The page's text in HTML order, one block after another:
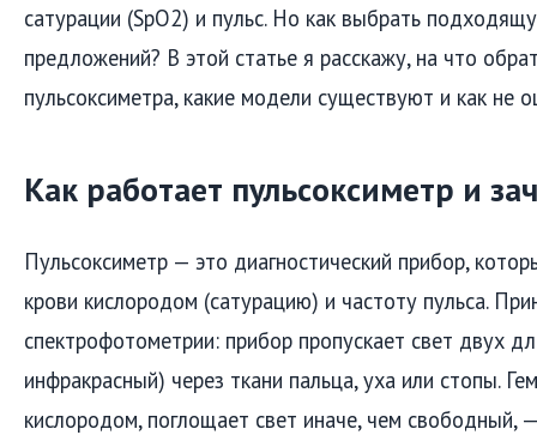
сатурации (SpO2) и пульс. Но как выбрать
предложений? В этой статье я расскажу, на что
пульсоксиметра, какие модели существуют и как не
Как работает пульсоксиметр и
Пульсоксиметр — это диагностический прибор,
крови кислородом (сатурацию) и частоту пульса.
спектрофотометрии: прибор пропускает свет двух
инфракрасный) через ткани пальца, уха или стопы.
кислородом, поглощает свет иначе, чем свободный,